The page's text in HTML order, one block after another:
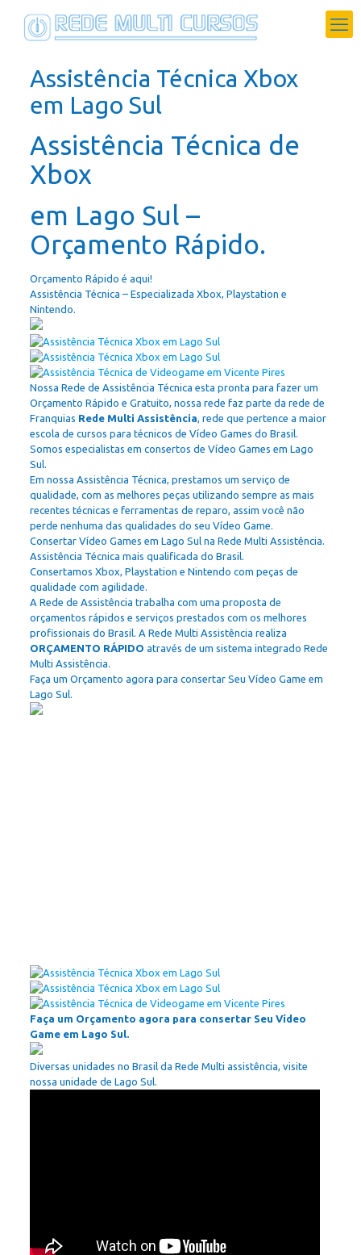
Assistência Técnica Xbox
em Lago Sul
Assistência Técnica de
Xbox
em Lago Sul –
Orçamento Rápido.
Orçamento Rápido é aqui!
Assistência Técnica – Especializada Xbox, Playstation e
Nintendo.
Nossa Rede de Assistência Técnica esta pronta para fazer um
Orçamento Rápido e Gratuito, nossa rede faz parte da rede de
Franquias Rede Multi Assistência, rede que pertence a maior
escola de cursos para técnicos de Vídeo Games do Brasil.
Somos especialistas em consertos de Vídeo Games em Lago
Sul.
Em nossa Assistência Técnica, prestamos um serviço de
qualidade, com as melhores peças utilizando sempre as mais
recentes técnicas e ferramentas de reparo, assim você não
perde nenhuma das qualidades do seu Vídeo Game.
Consertar Vídeo Games em Lago Sul na Rede Multi Assistência.
Assistência Técnica mais qualificada do Brasil.
Consertamos Xbox, Playstation e Nintendo com peças de
qualidade com agilidade.
A Rede de Assistência trabalha com uma proposta de
orçamentos rápidos e serviços prestados com os melhores
profissionais do Brasil. A Rede Multi Assistência realiza
ORÇAMENTO RÁPIDO através de um sistema integrado Rede
Multi Assistência.
Faça um Orçamento agora para consertar Seu Vídeo Game em
Lago Sul.
Faça um Orçamento agora para consertar Seu Vídeo
Game em Lago Sul.
Diversas unidades no Brasil da Rede Multi assistência, visite
nossa unidade de Lago Sul.